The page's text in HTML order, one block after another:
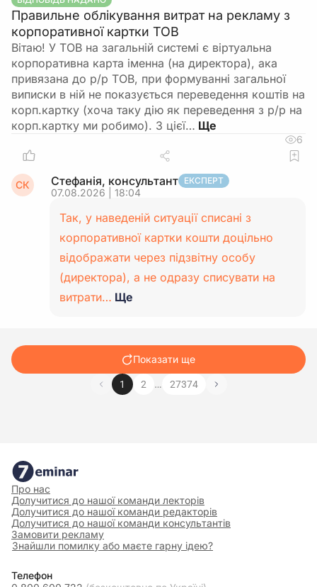
Правильне облікування витрат на рекламу з
корпоративної картки ТОВ
Вітаю! У ТОВ на загальній системі є віртуальна
корпоративна карта іменна (на директора), ака
привязана до р/р ТОВ, при формуванні загальної
виписки в ній не показується переведення коштів на
корп.картку (хоча таку дію як переведення з р/р на
корп.картку ми робимо). З цієї…
6
СК Стефанія, консультант ЕКСПЕРТ
07.08.2026 | 18:04
Так, у наведеній ситуації списані з
корпоративної картки кошти доцільно
відображати через підзвітну особу
(директора), а не одразу списувати на
витрати… Ще
Показати ще
1 2 … 27374
Про нас
Долучитися до нашої команди лекторів
Долучитися до нашої команди редакторів
Долучитися до нашої команди консультантів
Замовити рекламу
Знайшли помилку або маєте гарну ідею?
Телефон